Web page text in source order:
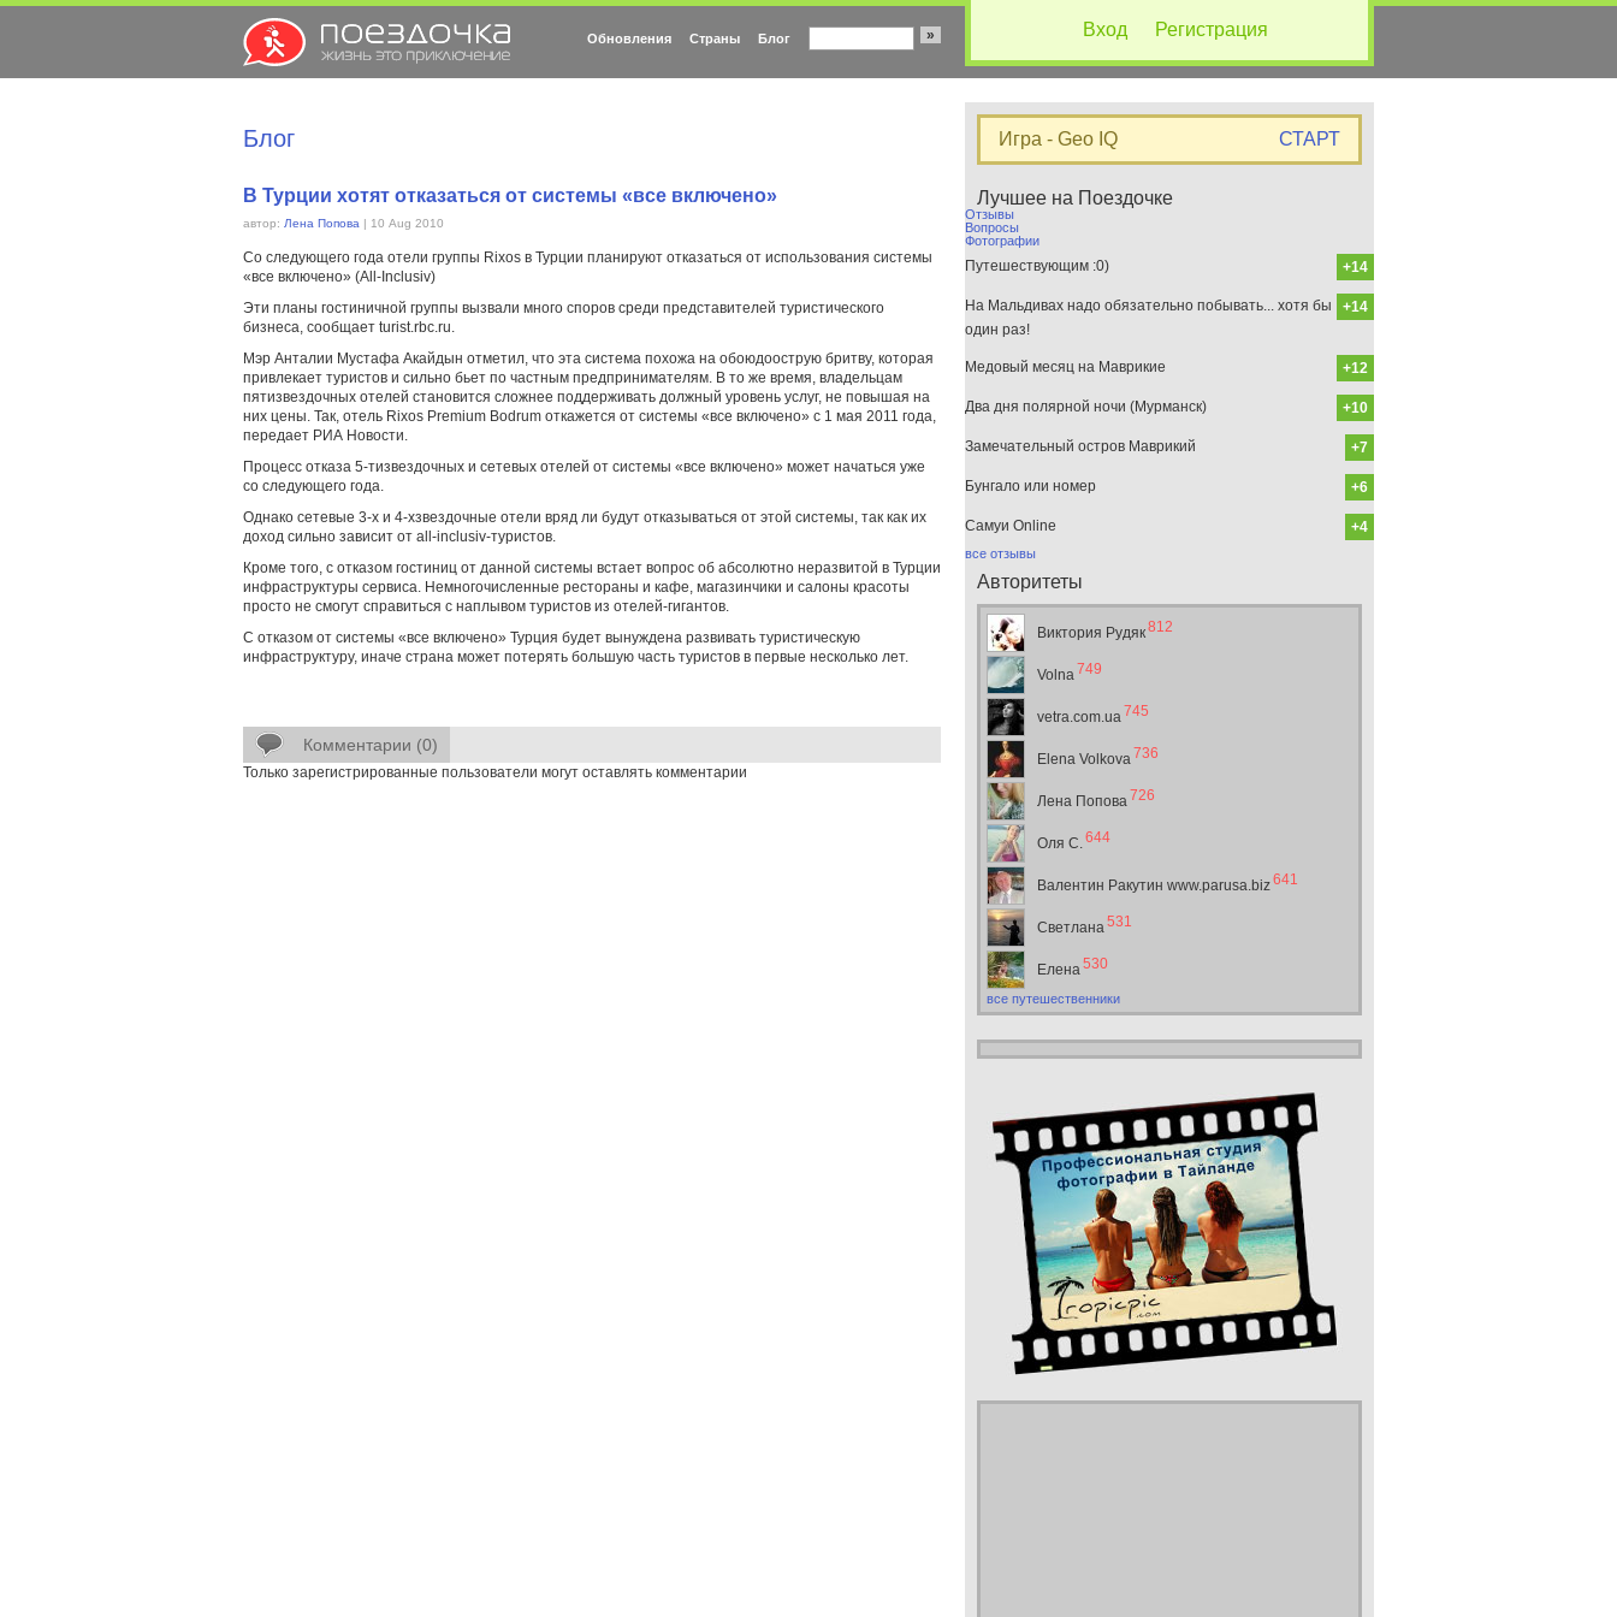
Вход Регистрация
Обновления Страны Блог »
Блог
В Турции хотят отказаться от системы «все включено»
автор: Лена Попова | 10 Aug 2010
Со следующего года отели группы Rixos в Турции планируют отказаться от использования системы
«все включено» (All-Inclusiv)
Эти планы гостиничной группы вызвали много споров среди представителей туристического
бизнеса, сообщает turist.rbc.ru.
Мэр Анталии Мустафа Акайдын отметил, что эта система похожа на обоюдоострую бритву, которая
привлекает туристов и сильно бьет по частным предпринимателям. В то же время, владельцам
пятизвездочных отелей становится сложнее поддерживать должный уровень услуг, не повышая на
них цены. Так, отель Rixos Premium Bodrum откажется от системы «все включено» с 1 мая 2011 года,
передает РИА Новости.
Процесс отказа 5-тизвездочных и сетевых отелей от системы «все включено» может начаться уже
со следующего года.
Однако сетевые 3-х и 4-хзвездочные отели вряд ли будут отказываться от этой системы, так как их
доход сильно зависит от all-inclusiv-туристов.
Кроме того, с отказом гостиниц от данной системы встает вопрос об абсолютно неразвитой в Турции
инфраструктуры сервиса. Немногочисленные рестораны и кафе, магазинчики и салоны красоты
просто не смогут справиться с наплывом туристов из отелей-гигантов.
С отказом от системы «все включено» Турция будет вынуждена развивать туристическую
инфраструктуру, иначе страна может потерять большую часть туристов в первые несколько лет.
Комментарии (0)
Только зарегистрированные пользователи могут оставлять комментарии
Игра - Geo IQ СТАРТ
Лучшее на Поездочке
Отзывы
Вопросы
Фотографии
+14
Путешествующим :0)
+14
На Мальдивах надо обязательно побывать... хотя бы
один раз!
+12
Медовый месяц на Маврикие
+10
Два дня полярной ночи (Мурманск)
+7
Замечательный остров Маврикий
+6
Бунгало или номер
+4
Самуи Online
все отзывы
Авторитеты
Виктория Рудяк812
Volna749
vetra.com.ua745
Elena Volkova736
Лена Попова726
Оля С.644
Валентин Ракутин www.parusa.biz641
Светлана531
Елена530
все путешественники